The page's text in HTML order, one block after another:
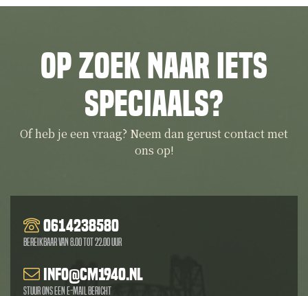
Op zoek naar iets
speciaals?
Of heb je een vraag? Neem dan gerust contact met
ons op!
0614238580
Bereikbaar van 8.00 tot 22.00 uur
info@cm1940.nl
Stuur ons een e-mail bericht